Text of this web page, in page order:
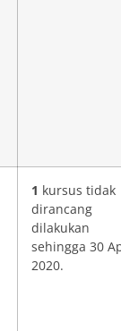
1 kursus tidak
dirancang
dilakukan
sehingga 30
2020.